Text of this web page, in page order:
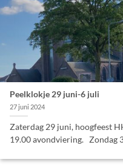
Peelklokje 29 juni-6 juli
27 juni 2024
Zaterdag 29 juni, hoogfeest
19.00 avondviering. Zondag